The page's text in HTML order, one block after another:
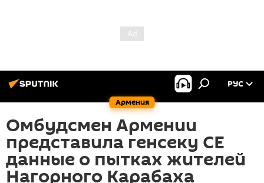
Армения
РУС
Омбудсмен Армении
представила генсеку СЕ
данные о пытках жителей
Нагорного Карабаха